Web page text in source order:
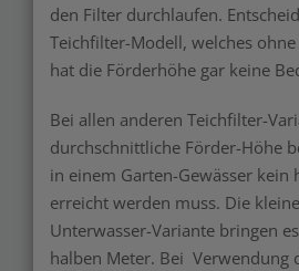
den Filter durchlaufen.
Teichfilter-Modell, welches
hat die Förderhöhe gar keine
Bei allen anderen Teichfilter-
durchschnittliche Förder-Höhe
in einem Garten-Gewässer kein
erreicht werden muss. Die
Unterwasser-Variante bringen
halben Meter. Bei Verwendung